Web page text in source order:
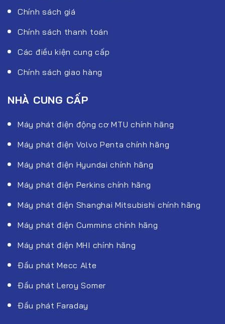
Chính sách giá
Chính sách thanh toán
Các điều kiện cung cấp
Chính sách giao hàng
NHÀ CUNG CẤP
Máy phát điện động cơ MTU chính hãng
Máy phát điện Volvo Penta chính hãng
Máy phát điện Hyundai chính hãng
Máy phát điện Perkins chính hãng
Máy phát điện Shanghai Mitsubishi chính hãng
Máy phát điện Cummins chính hãng
Máy phát điện MHI chính hãng
Đầu phát Mecc Alte
Đầu phát Leroy Somer
Đầu phát Faraday